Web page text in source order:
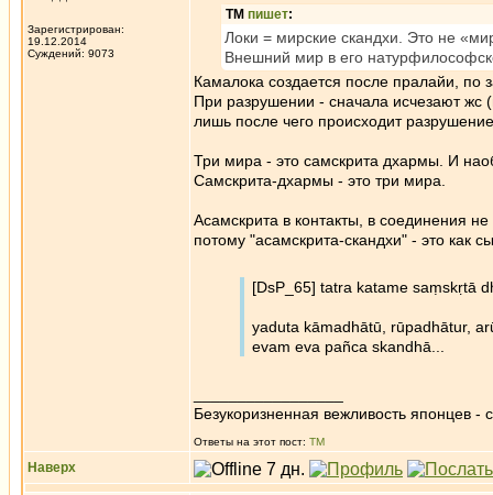
Зарегистрирован:
19.12.2014
Суждений: 9073
ТМ пишет:
Локи = мирские скандхи. Это не
Внешний мир в его
Камалока создается после пралайи, по
При разрушении - сначала исчезают
лишь после чего происходит
Три мира - это самскрита дхармы. И
Самскрита-дхармы - это три мира.
Асамскрита в контакты, в соединения
потому "асамскрита-скандхи" - это как
[DsP_65] tatra katame saṃskṛtā
yaduta kāmadhātū, rūpadhātur,
evam eva pañca skandhā...
Безукоризненная вежливость японцев -
Ответы на этот пост: ТМ
Наверх